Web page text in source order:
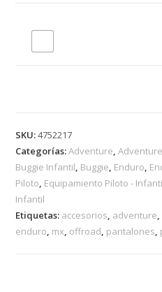
SKU:4752217
Categorías:Adventure,
Buggie Infantil, Buggie, Enduro,
Piloto, Equipamiento Piloto -
Infantil
Etiquetas: accesorios, adventure,
enduro, mx, offroad, pantalones,